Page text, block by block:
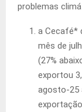
problemas
a Cecafé*
mês de
(27%
exportou
agosto-25